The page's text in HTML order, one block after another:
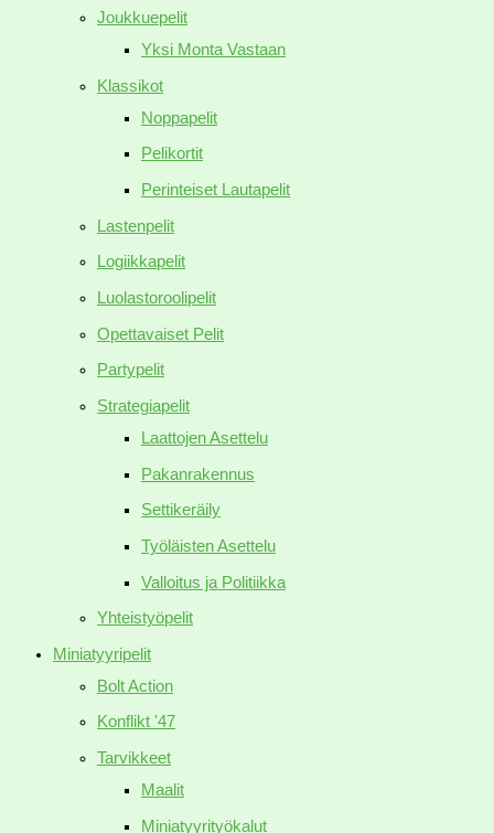
Joukkuepelit
Yksi Monta Vastaan
Klassikot
Noppapelit
Pelikortit
Perinteiset Lautapelit
Lastenpelit
Logiikkapelit
Luolastoroolipelit
Opettavaiset Pelit
Partypelit
Strategiapelit
Laattojen Asettelu
Pakanrakennus
Settikeräily
Työläisten Asettelu
Valloitus ja Politiikka
Yhteistyöpelit
Miniatyyripelit
Bolt Action
Konflikt '47
Tarvikkeet
Maalit
Miniatyyrityökalut